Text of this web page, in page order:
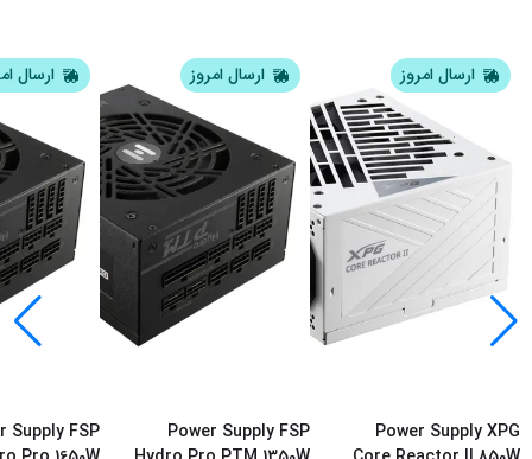
ارسال امروز
Power Supply XPG
ارسال امروز
Power Supply FSP
ارسال
Supply FSP